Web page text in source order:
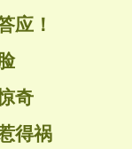
应！
奇
得祸